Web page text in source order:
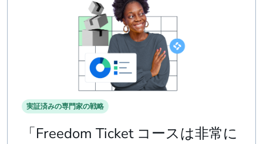
実証済みの専門家の戦略
「Freedom Ticket コースは非常に